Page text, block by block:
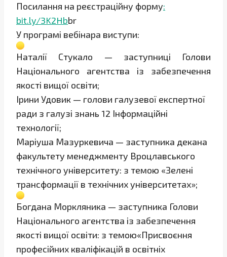
Посилання на реєстраційну форму:
bit.ly/3K2Hbbr
У програмі вебінара виступи:
Наталії Стукало — заступниці Голови
Національного агентства із забезпечення
якості вищої освіти;
Ірини Удовик — голови галузевої експертної
ради з галузі знань 12 Інформаційні
технології;
Маріуша Мазуркевича — заступника декана
факультету менеджменту Вроцлавського
технічного університету: з темою «Зелені
трансформації в технічних університетах»;
Богдана Моркляника — заступника Голови
Національного агентства із забезпечення
якості вищої освіти: з темою«Присвоєння
професійних кваліфікацій в освітніх